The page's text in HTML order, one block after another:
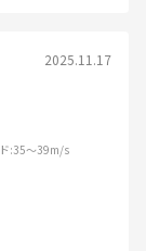
2025.11.17
:35～39m/s